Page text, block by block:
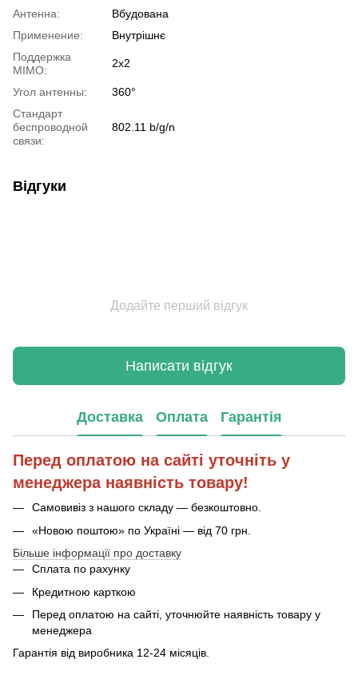
Антенна:
Вбудована
Применение:
Внутрішнє
Поддержка
MIMO:
2х2
Угол антенны:
360°
Стандарт
беспроводной
связи:
802.11 b/g/n
Відгуки
Додайте перший відгук
Написати відгук
Доставка Оплата Гарантія
Перед оплатою на сайті уточніть у
менеджера наявність товару!
Самовивіз з нашого складу — безкоштовно.
«Новою поштою» по Україні — від 70 грн.
Більше інформації про доставку
Сплата по рахунку
Кредитною карткою
Перед оплатою на сайті, уточнюйте наявність товару у
менеджера
Гарантія від виробника 12-24 місяців.